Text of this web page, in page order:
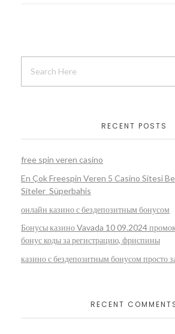
RECENT POSTS
free spin veren casino
En Çok Freespin Veren 5 Casino Sitesi
Siteler ️ Süperbahis
онлайн казино с бездепозитным бонусом
Бонусы казино Vavada 10 09.2024
бонус коды за регистрацию, фриспины
казино с бездепозитным бонусом просто
RECENT